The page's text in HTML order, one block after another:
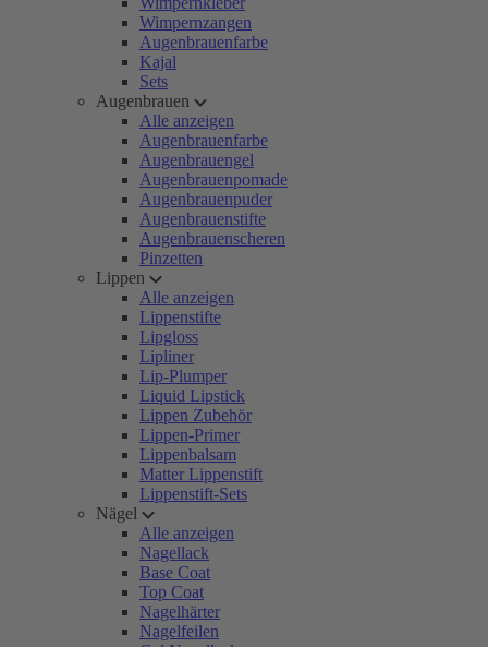
Wimpernzangen
Augenbrauenfarbe
Kajal
Sets
Augenbrauen
Alle anzeigen
Augenbrauenfarbe
Augenbrauengel
Augenbrauenpomade
Augenbrauenpuder
Augenbrauenstifte
Augenbrauenscheren
Pinzetten
Lippen
Alle anzeigen
Lippenstifte
Lipgloss
Lipliner
Lip-Plumper
Liquid Lipstick
Lippen Zubehör
Lippen-Primer
Lippenbalsam
Matter Lippenstift
Lippenstift-Sets
Nägel
Alle anzeigen
Nagellack
Base Coat
Top Coat
Nagelhärter
Nagelfeilen